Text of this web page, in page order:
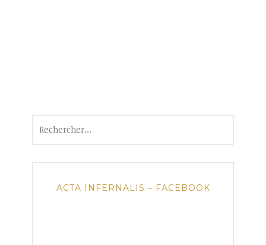
ACTA INFERNALIS – FACEBOOK